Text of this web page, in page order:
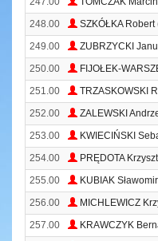
248.00 SZKÓŁKA Robert
249.00 ZUBRZYCKI
250.00 FIJOŁEK-
251.00 TRZASKOWSKI
252.00 ZALEWSKI
253.00 KWIECIŃSKI
254.00 PRĘDOTA
255.00
KUBIAK
256.00
MICHLEWICZ
257.00
KRAWCZYK